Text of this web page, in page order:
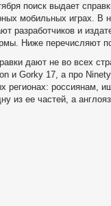
поиск выдает
мобильных играх. В
разработчиков и
Ниже перечисляют
дают не во всех
и Gorky 17, а про
регионах: россиянам,
из ее частей, а